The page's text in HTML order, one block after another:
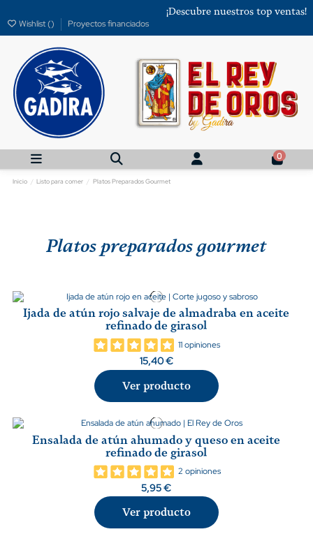
¡Descubre nuestros top ventas!
Wishlist () Proyectos financiados
0
Inicio Listo para comer Platos Preparados Gourmet
Platos preparados gourmet
Ijada de atún rojo salvaje de almadraba en aceite
refinado de girasol
11 opiniones
15,40 €
Ver producto
Ensalada de atún ahumado y queso en aceite
refinado de girasol
2 opiniones
5,95 €
Ver producto